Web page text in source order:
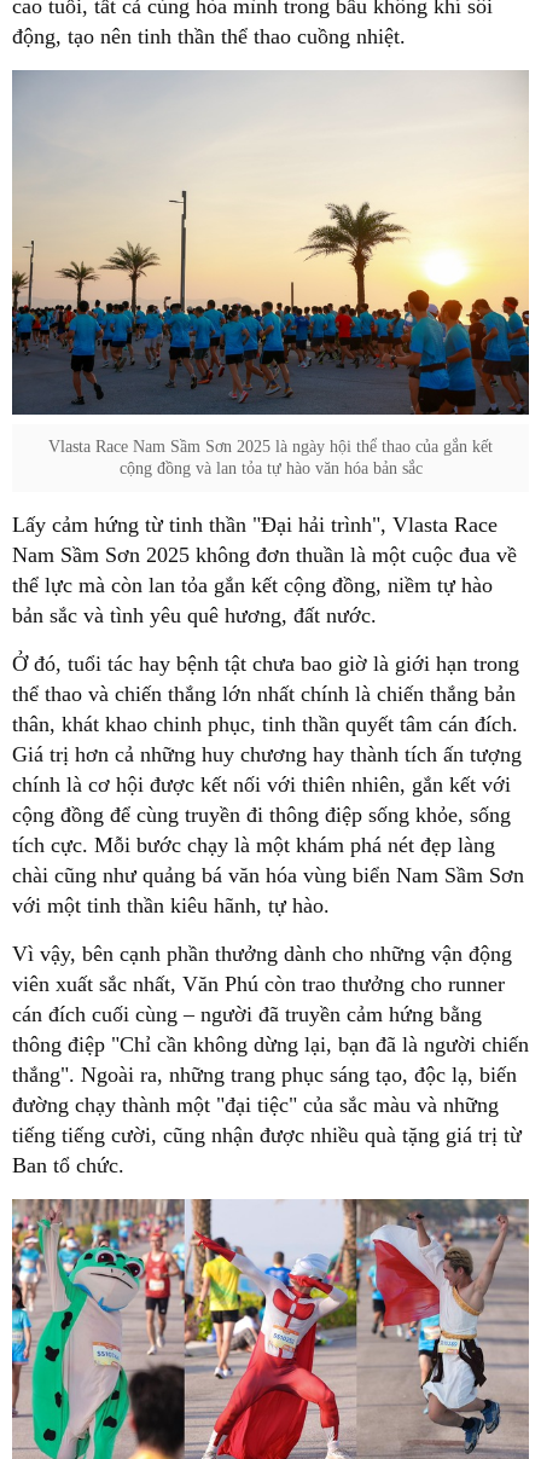
cao tuổi, tất cả cùng hòa mình trong bầu không khí sôi
động, tạo nên tinh thần thể thao cuồng nhiệt.
Vlasta Race Nam Sầm Sơn 2025 là ngày hội thể thao của gắn kết
cộng đồng và lan tỏa tự hào văn hóa bản sắc
Lấy cảm hứng từ tinh thần "Đại hải trình", Vlasta Race
Nam Sầm Sơn 2025 không đơn thuần là một cuộc đua về
thể lực mà còn lan tỏa gắn kết cộng đồng, niềm tự hào
bản sắc và tình yêu quê hương, đất nước.
Ở đó, tuổi tác hay bệnh tật chưa bao giờ là giới hạn trong
thể thao và chiến thắng lớn nhất chính là chiến thắng bản
thân, khát khao chinh phục, tinh thần quyết tâm cán đích.
Giá trị hơn cả những huy chương hay thành tích ấn tượng
chính là cơ hội được kết nối với thiên nhiên, gắn kết với
cộng đồng để cùng truyền đi thông điệp sống khỏe, sống
tích cực. Mỗi bước chạy là một khám phá nét đẹp làng
chài cũng như quảng bá văn hóa vùng biển Nam Sầm Sơn
với một tinh thần kiêu hãnh, tự hào.
Vì vậy, bên cạnh phần thưởng dành cho những vận động
viên xuất sắc nhất, Văn Phú còn trao thưởng cho runner
cán đích cuối cùng – người đã truyền cảm hứng bằng
thông điệp "Chỉ cần không dừng lại, bạn đã là người chiến
thắng". Ngoài ra, những trang phục sáng tạo, độc lạ, biến
đường chạy thành một "đại tiệc" của sắc màu và những
tiếng tiếng cười, cũng nhận được nhiều quà tặng giá trị từ
Ban tổ chức.